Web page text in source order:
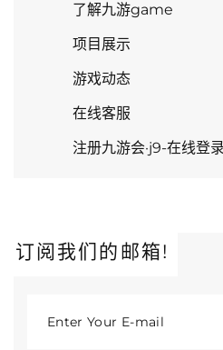
了解九游game
项目展示
游戏动态
在线客服
注册九游会·j9-在线登录
订阅我们的邮箱!
Enter Your E-mail